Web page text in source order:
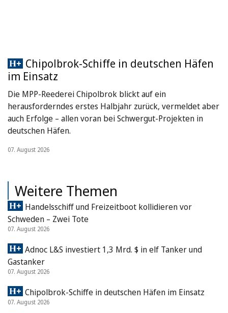
Chipolbrok-Schiffe in deutschen Häfen
im Einsatz
Die MPP-Reederei Chipolbrok blickt auf ein
herausforderndes erstes Halbjahr zurück, vermeldet aber
auch Erfolge – allen voran bei Schwergut-Projekten in
deutschen Häfen.
07. August 2026
Weitere Themen
Handelsschiff und Freizeitboot kollidieren vor
Schweden – Zwei Tote
07. August 2026
Adnoc L&S investiert 1,3 Mrd. $ in elf Tanker und
Gastanker
07. August 2026
Chipolbrok-Schiffe in deutschen Häfen im Einsatz
07. August 2026